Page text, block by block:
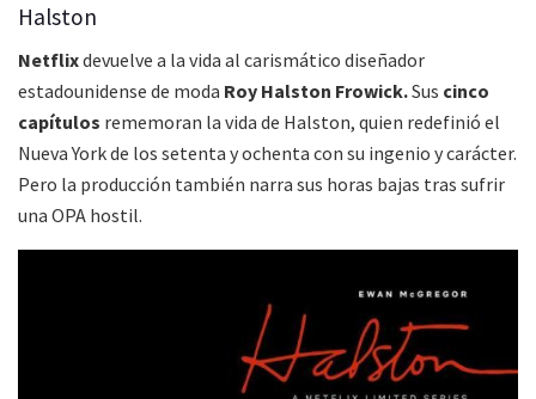
Halston
Netflixdevuelve a la vida al carismático diseñador
estadounidense de moda Roy Halston Frowick.Sus cinco
capítulos rememoran la vida de Halston, quien redefinió el
Nueva York de los setenta y ochenta con su ingenio y carácter.
Pero la producción también narra sus horas bajas tras sufrir
una OPA hostil.